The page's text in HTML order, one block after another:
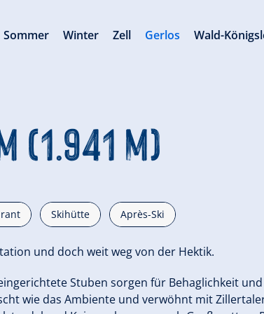
(1.941 m)
Skihütte Après-Ski
und doch weit weg von der Hektik.
Stuben sorgen für Behaglichkeit
wie das Ambiente und verwöhnt mit
Sommer Winter Zell Gerlos Wald-